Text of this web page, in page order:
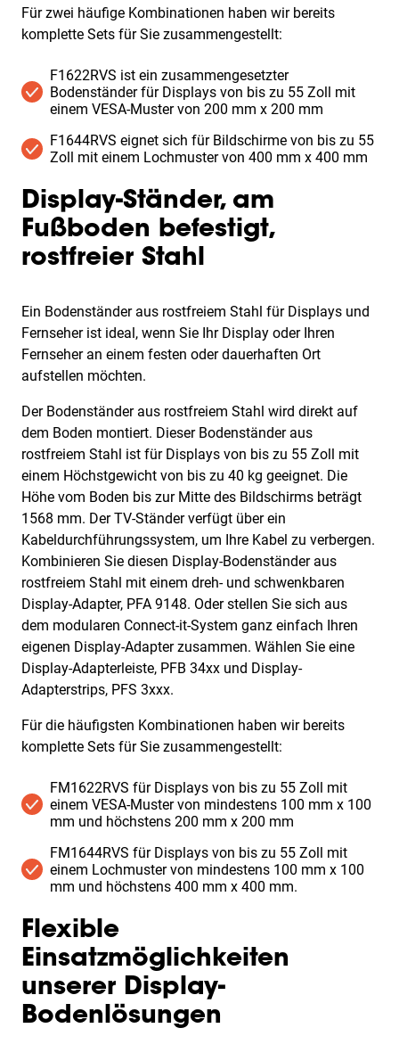
Für zwei häufige Kombinationen haben wir bereits
komplette Sets für Sie zusammengestellt:
F1622RVS ist ein zusammengesetzter
Bodenständer für Displays von bis zu 55 Zoll mit
einem VESA-Muster von 200 mm x 200 mm
F1644RVS eignet sich für Bildschirme von bis zu 55
Zoll mit einem Lochmuster von 400 mm x 400 mm
Display-Ständer, am
Fußboden befestigt,
rostfreier Stahl
Ein Bodenständer aus rostfreiem Stahl für Displays und
Fernseher ist ideal, wenn Sie Ihr Display oder Ihren
Fernseher an einem festen oder dauerhaften Ort
aufstellen möchten.
Der Bodenständer aus rostfreiem Stahl wird direkt auf
dem Boden montiert. Dieser Bodenständer aus
rostfreiem Stahl ist für Displays von bis zu 55 Zoll mit
einem Höchstgewicht von bis zu 40 kg geeignet. Die
Höhe vom Boden bis zur Mitte des Bildschirms beträgt
1568 mm. Der TV-Ständer verfügt über ein
Kabeldurchführungssystem, um Ihre Kabel zu verbergen.
Kombinieren Sie diesen Display-Bodenständer aus
rostfreiem Stahl mit einem dreh- und schwenkbaren
Display-Adapter, PFA 9148. Oder stellen Sie sich aus
dem modularen Connect-it-System ganz einfach Ihren
eigenen Display-Adapter zusammen. Wählen Sie eine
Display-Adapterleiste, PFB 34xx und Display-
Adapterstrips, PFS 3xxx.
Für die häufigsten Kombinationen haben wir bereits
komplette Sets für Sie zusammengestellt:
FM1622RVS für Displays von bis zu 55 Zoll mit
einem VESA-Muster von mindestens 100 mm x 100
mm und höchstens 200 mm x 200 mm
FM1644RVS für Displays von bis zu 55 Zoll mit
einem Lochmuster von mindestens 100 mm x 100
mm und höchstens 400 mm x 400 mm.
Flexible
Einsatzmöglichkeiten
unserer Display-
Bodenlösungen